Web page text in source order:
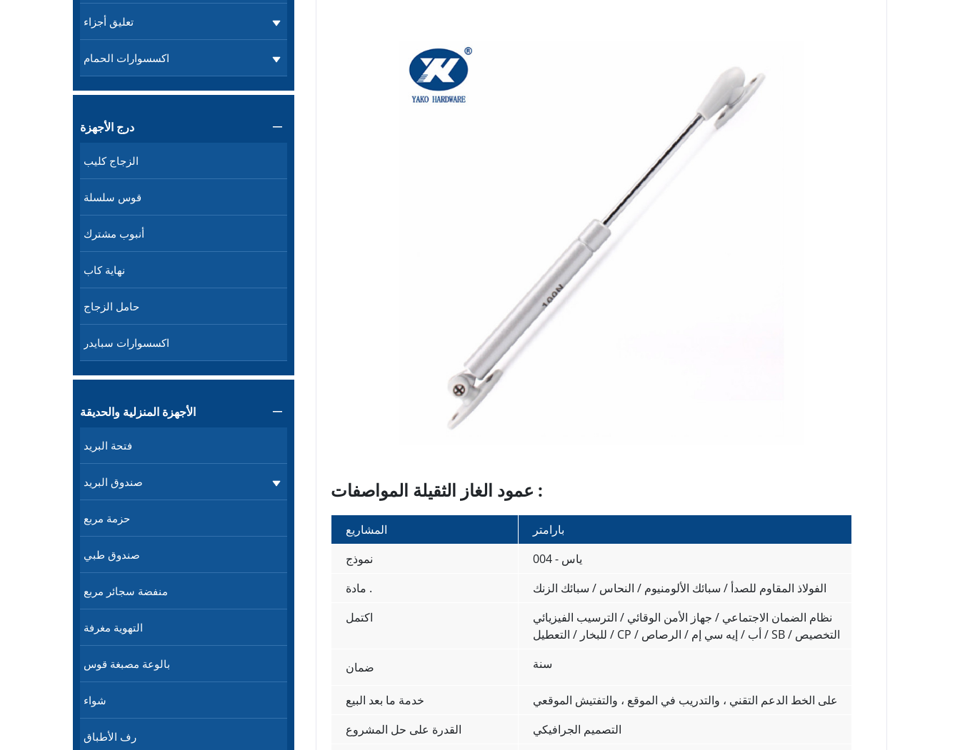
تعليق أجزاء
اكسسوارات الحمام
درج الأجهزة 
الزجاج كليب
قوس سلسلة
أنبوب مشترك
نهاية كاب
حامل الزجاج
اكسسوارات سبايدر
الأجهزة المنزلية والحديقة 
فتحة البريد
صندوق البريد
حزمة مربع
صندوق طبي
منفضة سجائر مربع
التهوية مغرفة
بالوعة مصبغة قوس
شواء
رف الأطباق
عمود الغاز الثقيلة المواصفات :
المشاريع
بارامتر
نموذج
ياس - 004
مادة .
الفولاذ المقاوم للصدأ / سبائك الألومنيوم / النحاس / سبائك الزنك
اكتمل
نظام الضمان الاجتماعي / جهاز الأمن الوقائي / الترسيب الفيزيائي
للبخار / التعطيل / CP / أب / إيه سي إم / الرصاص / SB / التخصيص
ضمان سنة
خدمة ما بعد البيع
على الخط الدعم التقني ، والتدريب في الموقع ، والتفتيش الموقعي
القدرة على حل المشروع
التصميم الجرافيكي